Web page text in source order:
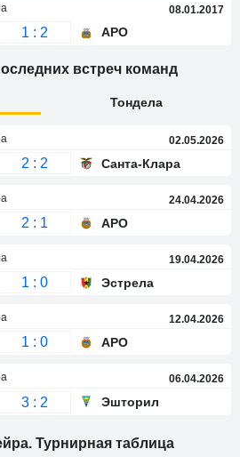
1 : 2 АРО
08.01.2017
встреч команд
Тондела
2 : 2 Санта-Клара
02.05.2026
2 : 1 АРО
24.04.2026
1 : 0 Эстрела
19.04.2026
1 : 0 АРО
12.04.2026
3 : 2 Эшторил
06.04.2026
Турнирная таблица